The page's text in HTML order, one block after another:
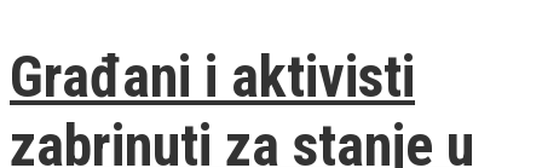
Građani i aktivisti
zabrinuti za stanje u